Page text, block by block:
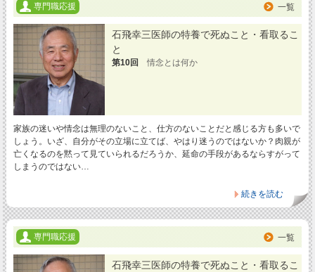
専門職応援 一覧
石飛幸三医師の特養で死ぬこと・看取るこ
と
第10回 情念とは何か
家族の迷いや情念は無理のないこと、仕方のないことだと感じる方も多いで
しょう。いざ、自分がその立場に立てば、やはり迷うのではないか？肉親が
亡くなるのを黙って見ていられるだろうか、延命の手段があるならすがって
しまうのではない…
続きを読む
専門職応援 一覧
石飛幸三医師の特養で死ぬこと・看取るこ